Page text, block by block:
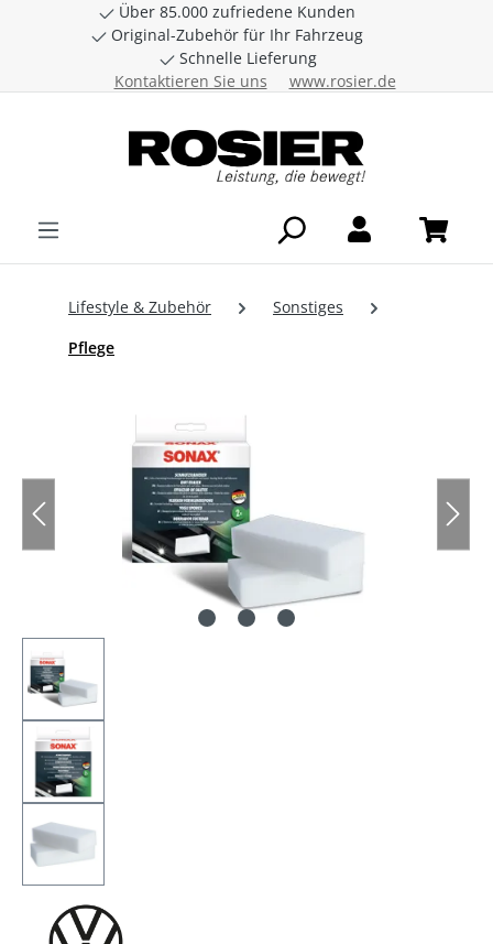
Zum Hauptinhalt springen
Über 85.000 zufriedene Kunden
Original-Zubehör für Ihr Fahrzeug
Schnelle Lieferung
Kontaktieren Sie uns
www.rosier.de
Lifestyle & Zubehör
Sonstiges
Pflege